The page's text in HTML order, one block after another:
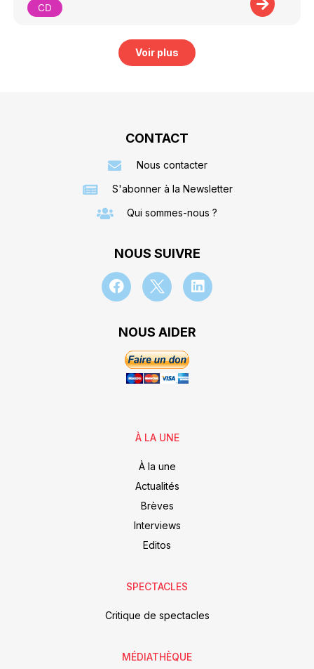
CD
Voir plus
CONTACT
Nous contacter
S'abonner à la Newsletter
Qui sommes-nous ?
NOUS SUIVRE
NOUS AIDER
À LA UNE
À la une
Actualités
Brèves
Interviews
Editos
SPECTACLES
Critique de spectacles
MÉDIATHÈQUE